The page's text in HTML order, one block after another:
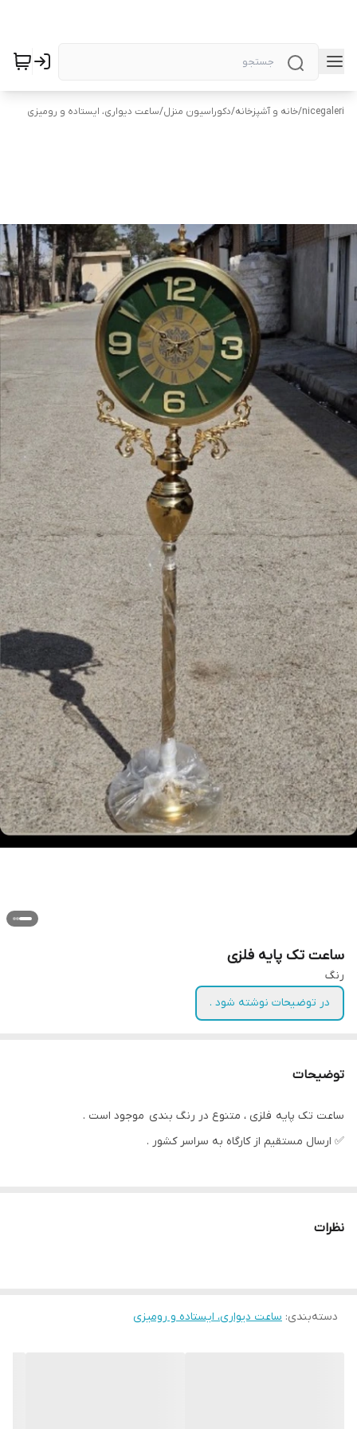
nicegaleri
/خانه و آشپزخانه/دکوراسیون منزل/ساعت دیواری، ایستاده و رومیزی
ساعت تک پایه فلزی
رنگ
در توضیحات نوشته شود .
توضیحات
ساعت تک پایه فلزی ، متنوع در رنگ بندی موجود است .
✅️ ارسال مستقیم از کارگاه به سراسر کشور .
نظرات
دسته‌بندی: ساعت دیواری، ایستاده و رومیزی